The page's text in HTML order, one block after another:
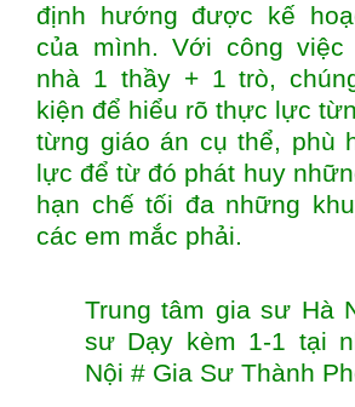
định hướng được kế
của mình. Với công
nhà 1 thầy + 1 trò,
kiện để hiểu rõ thực lực
từng giáo án cụ thể, phù
lực để từ đó phát huy
hạn chế tối đa những
các em mắc phải.
Trung tâm gia sư Hà
sư Dạy kèm 1-1 tại
Nội # Gia Sư Thành